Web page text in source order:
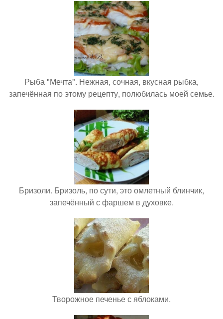
Рыба "Мечта". Нежная, сочная, вкусная рыбка,
запечённая по этому рецепту, полюбилась моей семье.
Бризоли. Бризоль, по сути, это омлетный блинчик,
запечённый с фаршем в духовке.
Творожное печенье с яблоками.